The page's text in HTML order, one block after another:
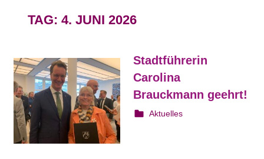
TAG:4. JUNI 2026
Stadtführerin
Carolina
Brauckmann geehrt!
4. Juni 2026
Irene Franken
Aktuelles